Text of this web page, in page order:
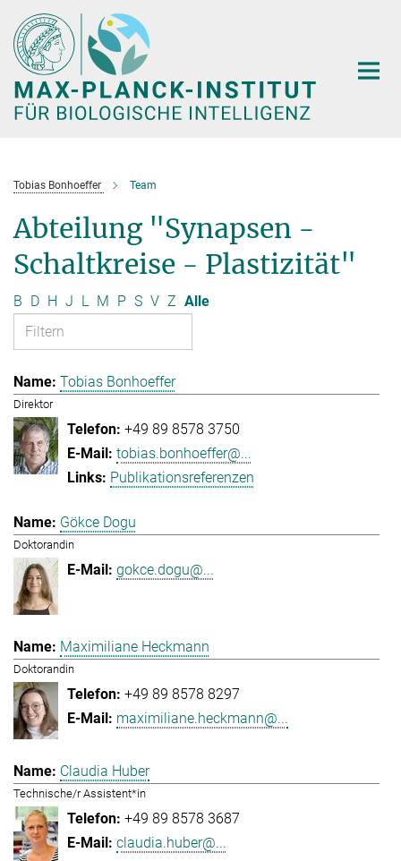
Hauptinhalt
Tobias Bonhoeffer Team
Abteilung "Synapsen -
Schaltkreise - Plastizität"
B D H J L M P S V Z Alle
Tobias Bonhoeffer
Direktor
+49 89 8578 3750
tobias.bonhoeffer@...
Publikationsreferenzen
Gökce Dogu
Doktorandin
gokce.dogu@...
Maximiliane Heckmann
Doktorandin
+49 89 8578 8297
maximiliane.heckmann@...
Claudia Huber
Technische/r Assistent*in
+49 89 8578 3687
claudia.huber@...